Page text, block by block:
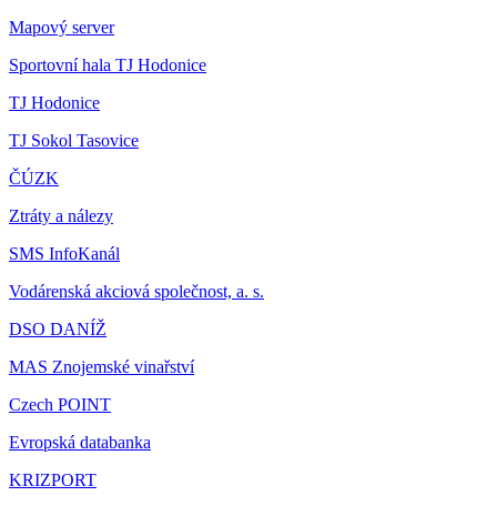
Mapový server
Sportovní hala TJ Hodonice
TJ Hodonice
TJ Sokol Tasovice
ČÚZK
Ztráty a nálezy
SMS InfoKanál
Vodárenská akciová společnost, a. s.
DSO DANÍŽ
MAS Znojemské vinařství
Czech POINT
Evropská databanka
KRIZPORT